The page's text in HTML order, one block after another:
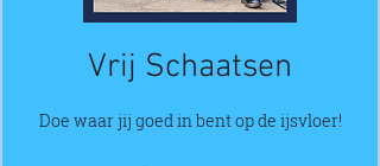
Vrij Schaatsen
Doe waar jij goed in bent op de ijsvloer!